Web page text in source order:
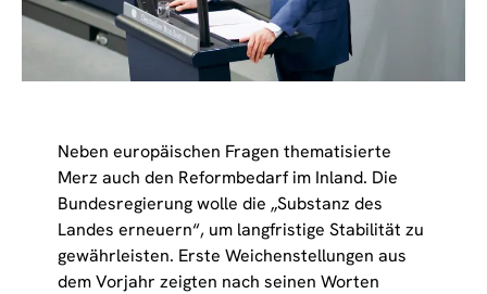
Neben europäischen Fragen thematisierte
Merz auch den Reformbedarf im Inland. Die
Bundesregierung wolle die „Substanz des
Landes erneuern“, um langfristige Stabilität zu
gewährleisten. Erste Weichenstellungen aus
dem Vorjahr zeigten nach seinen Worten